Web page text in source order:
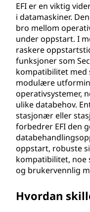
EFI er en viktig
i datamaskiner.
bro mellom
under oppstart. I
raskere
funksjoner som
kompatibilitet med
modulære
operativsystemer,
ulike databehov.
stasjonær eller
forbedrer EFI den
oppstart, robuste
kompatibilitet, noe
og brukervennlig
Hvordan